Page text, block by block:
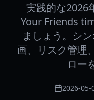
実践的な2026
Your Friends
ましょう。シ
画、リスク管理
ロー
2026-05-